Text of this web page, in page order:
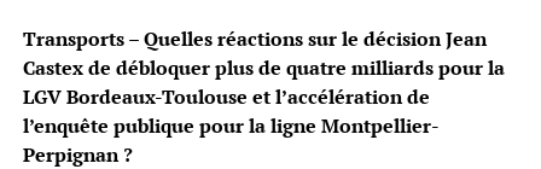
Transports – Quelles réactions sur le décision Jean
Castex de débloquer plus de quatre milliards pour la
LGV Bordeaux-Toulouse et l’accélération de
l’enquête publique pour la ligne Montpellier-
Perpignan ?